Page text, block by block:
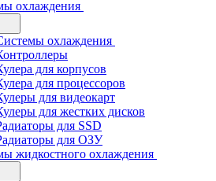
охлаждения
охлаждения
для корпусов
для процессоров
для видеокарт
для жестких дисков
для SSD
для ОЗУ
жидкостного охлаждения